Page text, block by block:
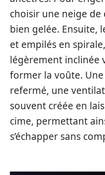
choisir une neige
bien gelée. Ensuite,
et empilés en
légèrement inclinée
former la voûte.
refermé, une
souvent créée en
cime, permettant
s’échapper sans